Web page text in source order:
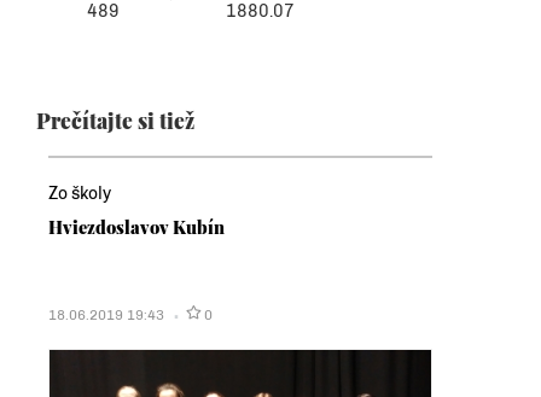
489
1880.07
Prečítajte si tiež
Zo školy
Hviezdoslavov Kubín
18.06.2019 19:43 0